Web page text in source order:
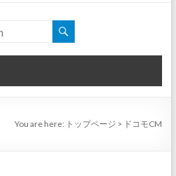
You are here: トップページ > ドコモCM